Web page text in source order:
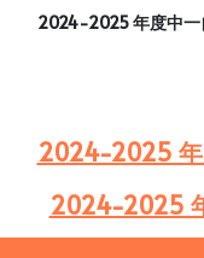
2024-2025 年度中一
2024-2025 年
2024-2025